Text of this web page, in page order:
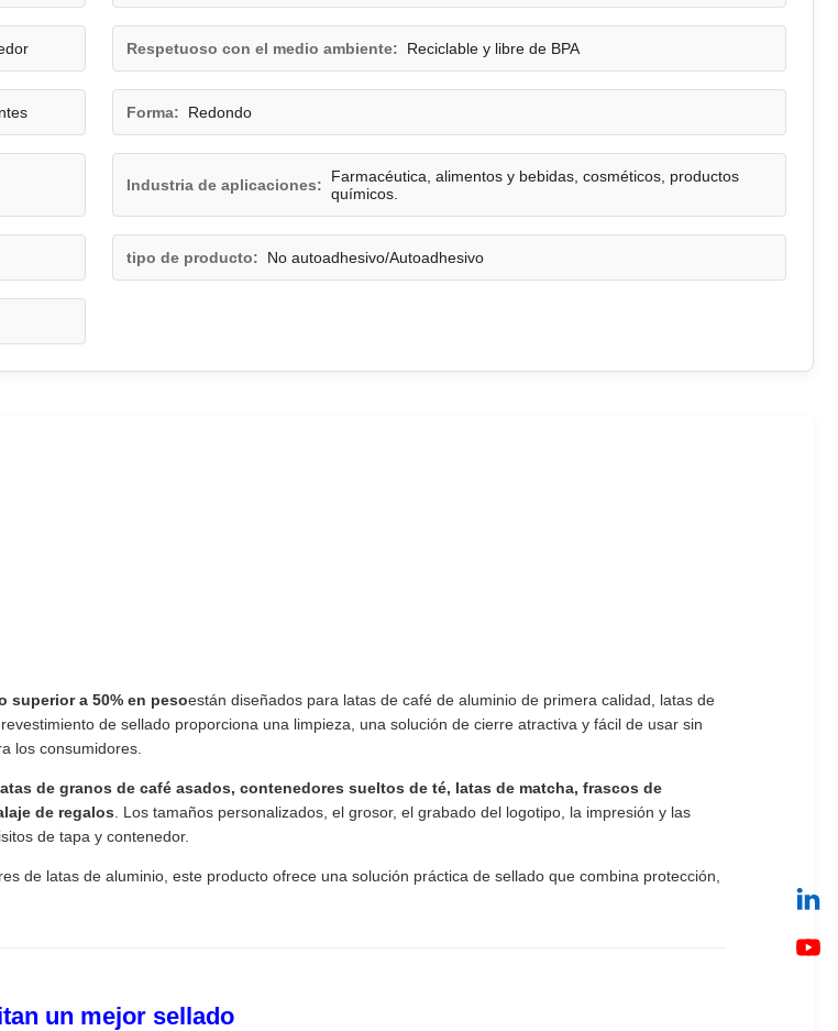
Respetuoso con el medio ambiente: Reciclable y libre de BPA
Forma: Redondo
Industria de aplicaciones:
Farmacéutica, alimentos y bebidas, cosméticos, productos
químicos.
tipo de producto: No autoadhesivo/Autoadhesivo
superior a 50% en pesoestán diseñados para latas de café de aluminio de primera calidad, latas de
de sellado proporciona una limpieza, una solución de cierre atractiva y fácil de usar sin
los consumidores.
de granos de café asados, contenedores sueltos de té, latas de matcha, frascos de
de regalos . Los tamaños personalizados, el grosor, el grabado del logotipo, la impresión y las
de tapa y contenedor.
de latas de aluminio, este producto ofrece una solución práctica de sellado que combina protección,
un mejor sellado